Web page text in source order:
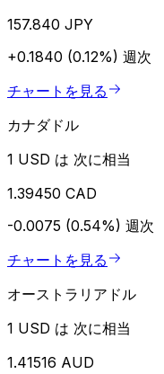
157.840 JPY
+0.1840 (0.12%) 週次
チャートを見る
カナダドル
1 USD は 次に相当
1.39450 CAD
-0.0075 (0.54%) 週次
チャートを見る
オーストラリアドル
1 USD は 次に相当
1.41516 AUD